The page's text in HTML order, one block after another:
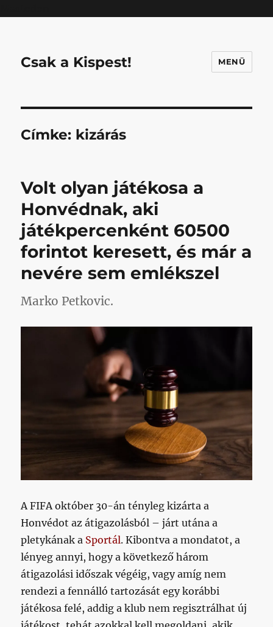
Csak a Kispest! MENÜ
Címke: kizárás
Volt olyan játékosa a
Honvédnak, aki
játékpercenként 60500
forintot keresett, és már a
nevére sem emlékszel
Marko Petkovic.
A FIFA október 30-án tényleg kizárta a
Honvédot az átigazolásból – járt utána a
pletykának a Sportál. Kibontva a mondatot, a
lényeg annyi, hogy a következő három
átigazolási időszak végéig, vagy amíg nem
rendezi a fennálló tartozását egy korábbi
játékosa felé, addig a klub nem regisztrálhat új